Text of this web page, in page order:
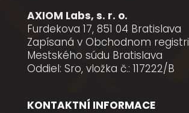
AXIOM Labs, s. r. o.
Furdekova 17, 851 04 Bratislava
Zapísaná v Obchodnom registri
Mestského súdu Bratislava
Oddiel: Sro, vložka č.: 117222/B
KONTAKTNÍ INFORMACE